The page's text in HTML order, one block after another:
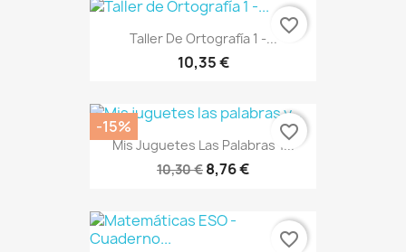
Taller De Ortografía 1 -...
10,35 €
favorite_border
Mis Juguetes Las Palabras Y...
10,30 € 8,76 €
-15% favorite_border
favorite_border